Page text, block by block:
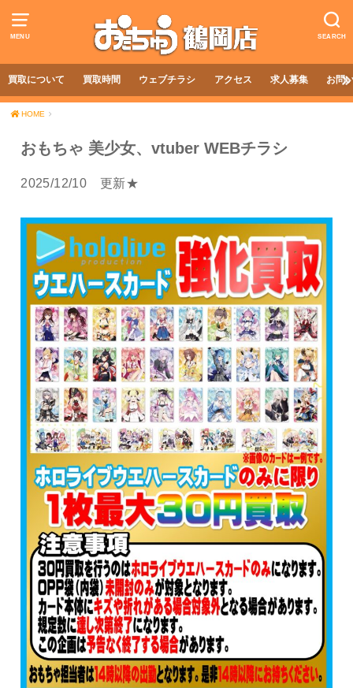
MENU SEARCH
買取について 買取時間 ウェブチラシ アクセス 求人募集 お問
HOME
おもちゃ 美少女、vtuber WEBチラシ
2025/12/10 更新★